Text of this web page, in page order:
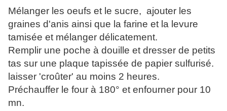
Mélanger les oeufs et le sucre, ajouter les
graines d'anis ainsi que la farine et la levure
tamisée et mélanger délicatement.
Remplir une poche à douille et dresser de petits
tas sur une plaque tapissée de papier sulfurisé.
laisser 'croûter' au moins 2 heures.
Préchauffer le four à 180° et enfourner pour 10
mn.